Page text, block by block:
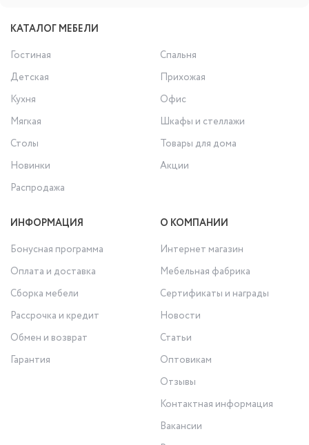
КАТАЛОГ МЕБЕЛИ
Гостиная
Спальня
Детская
Прихожая
Кухня
Офис
Мягкая
Шкафы и стеллажи
Столы
Товары для дома
Новинки
Акции
Распродажа
ИНФОРМАЦИЯ
Бонусная программа
Оплата и доставка
Сборка мебели
Рассрочка и кредит
Обмен и возврат
Гарантия
О КОМПАНИИ
Интернет магазин
Мебельная фабрика
Сертификаты и награды
Новости
Статьи
Оптовикам
Отзывы
Контактная информация
Вакансии